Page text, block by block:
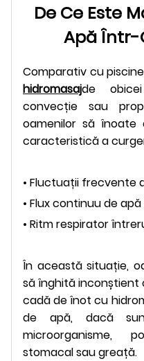
De Ce Este
Apă Într-
Comparativ cu
hidromasajde
convecție sau
oamenilor să
caracteristică a
• Fluctuații frecvente
• Flux continuu de
• Ritm respirator
În această situație,
să înghită
cadă de înot cu
de apă, dacă
microorganisme,
stomacal sau greață.